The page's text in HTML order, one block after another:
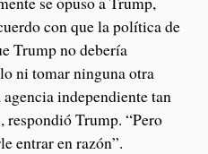
con que la política de
Trump no debería
ni tomar ninguna otra
independiente tan
respondió Trump. “Pero
entrar en razón”.